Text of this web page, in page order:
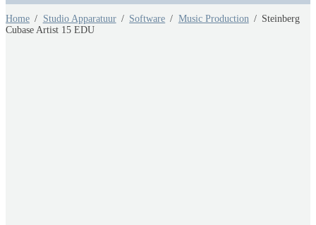
Home / Studio Apparatuur / Software / Music Production / Steinberg
Cubase Artist 15 EDU